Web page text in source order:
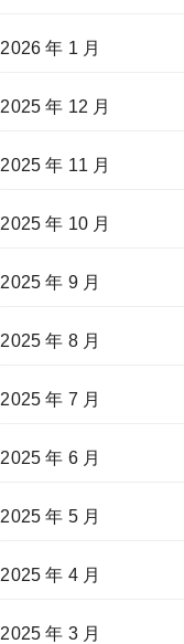
2026 年 1 月
2025 年 12 月
2025 年 11 月
2025 年 10 月
2025 年 9 月
2025 年 8 月
2025 年 7 月
2025 年 6 月
2025 年 5 月
2025 年 4 月
2025 年 3 月